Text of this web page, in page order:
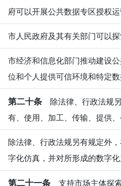
府可以开展公共数据专区授权运
市人民政府及其有关部门可以
市经济和信息化部门推动建设
位和个人提供可信环境和特定
第二十条 除法律、行政法规
有、使用、加工、传输、提供
除法律、行政法规另有规定外
字化仿真，并对所形成的数字
第二十一条 支持市场主体探